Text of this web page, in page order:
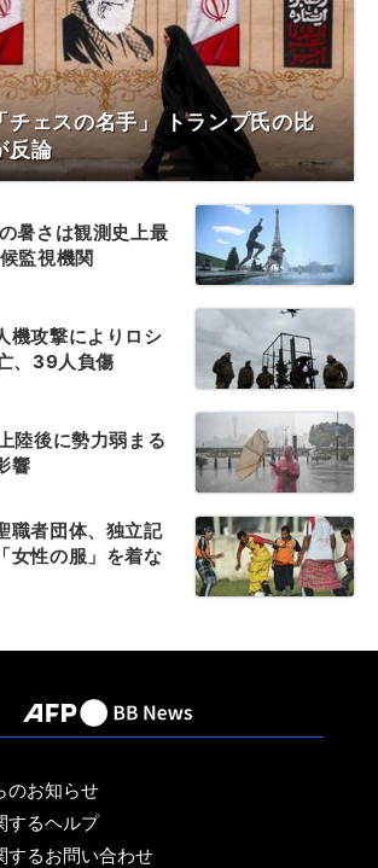
チェスの名手」 トランプ氏の比
反論
暑さは観測史上最
監視機関
機攻撃によりロシ
、39人負傷
陸後に勢力弱まる
響
職者団体、独立記
女性の服」を着な
のお知らせ
するヘルプ
するお問い合わせ